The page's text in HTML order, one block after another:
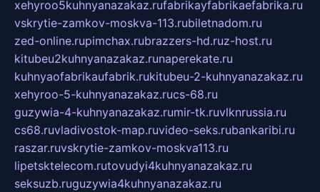
xehyroo5kuhnyanazakaz.rufabrikayfabrikaefabrika.ru
vskrytie-zamkov-moskva-113.rubiletnadom.ru
zed-online.rupimchax.rubrazzers-hd.ruz-host.ru
kitubeu2kuhnyanazakaz.runaperekate.ru
kuhnyaofabrikaufabrik.rukitubeu-2-kuhnyanazakaz.ru
xehyroo-5-kuhnyanazakaz.rucs-68.ru
guzywia-4-kuhnyanazakaz.rumir-tk.ruvlknrussia.ru
cs68.ruvladivostok-map.ruvideo-seks.rubankaribi.ru
raszar.ruvskrytie-zamkov-moskva113.ru
lipetsktelecom.rutovudyi4kuhnyanazakaz.ru
seksuzb.ruguzywia4kuhnyanazakaz.ru